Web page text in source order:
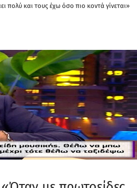
πολύ και τους έχω όσο πιο κοντά γίνεται»